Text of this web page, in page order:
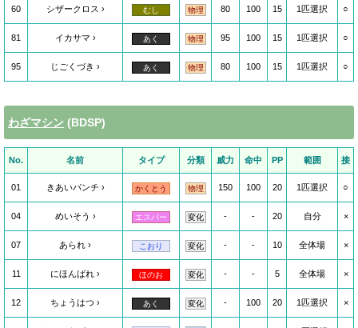
60 シザークロス むし 物理 80 100 15 1匹選択 ○
81 イカサマ あく 物理 95 100 15 1匹選択 ○
95 じごくづき あく 物理 80 100 15 1匹選択 ○
わざマシン (BDSP)
No. 名前 タイプ 分類 威力 命中 PP 範囲 接
01 きあいパンチ かくとう 物理 150 100 20 1匹選択 ○
04 めいそう エスパー 変化 - - 20 自分 ×
07 あられ こおり 変化 - - 10 全体場 ×
11 にほんばれ ほのお 変化 - - 5 全体場 ×
12 ちょうはつ あく 変化 - 100 20 1匹選択 ×